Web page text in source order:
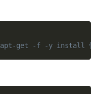
apt-get -f -y install 修